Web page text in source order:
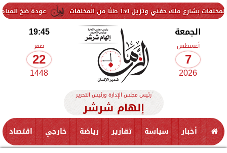
عودة ضخ المياه تدريجيًا 150 طنًا من المخلفات
الجمعة
أغسطس
7
2026
19:45
صفر
22
1448
رئيس مجلس الإدارة ورئيس التحرير
إلهام شرشر
أخبار سياسة تقارير رياضة خارجي اقتصاد